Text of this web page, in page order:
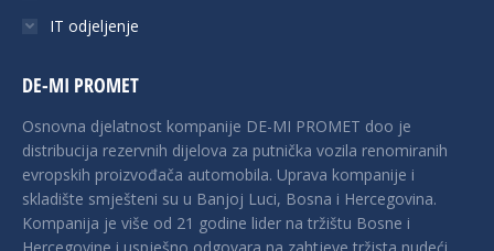
IT odjeljenje
DE-MI PROMET
Osnovna djelatnost kompanije DE-MI PROMET doo je
distribucija rezervnih dijelova za putnička vozila renomiranih
evropskih proizvođača automobila. Uprava kompanije i
skladište smješteni su u Banjoj Luci, Bosna i Hercegovina.
Kompanija je više od 21 godine lider na tržištu Bosne i